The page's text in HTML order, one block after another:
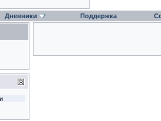
Дневники Поддержка